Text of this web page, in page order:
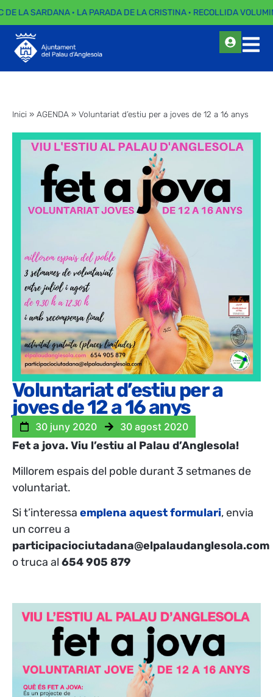
LA SARDANA · LA PARADA DE LA CRISTINA · RECOLLIDA
Inici » AGENDA » Voluntariat d’estiu per a joves de 12 a 16 anys
Voluntariat d’estiu per a
joves de 12 a 16 anys
30 juny 2020 30 agost 2020
Fet a jova. Viu l’estiu al Palau d’Anglesola!
Millorem espais del poble durant 3 setmanes de
voluntariat.
Si t’interessa emplena aquest formulari, envia
un correu a
participaciociutadana@elpalaudanglesola.com
o truca al 654 905 879